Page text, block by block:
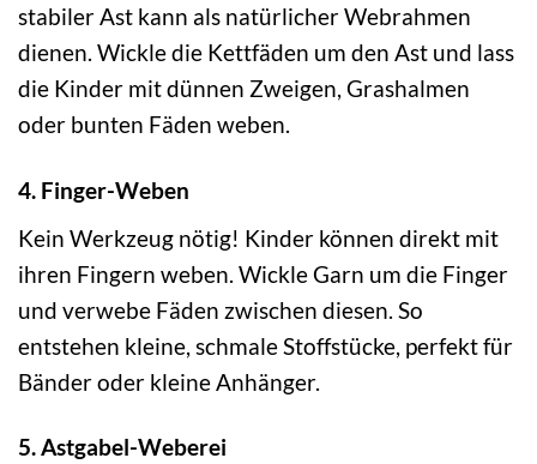
stabiler Ast kann als natürlicher Webrahmen
dienen. Wickle die Kettfäden um den Ast und lass
die Kinder mit dünnen Zweigen, Grashalmen
oder bunten Fäden weben.
4. Finger-Weben
Kein Werkzeug nötig! Kinder können direkt mit
ihren Fingern weben. Wickle Garn um die Finger
und verwebe Fäden zwischen diesen. So
entstehen kleine, schmale Stoffstücke, perfekt für
Bänder oder kleine Anhänger.
5. Astgabel-Weberei